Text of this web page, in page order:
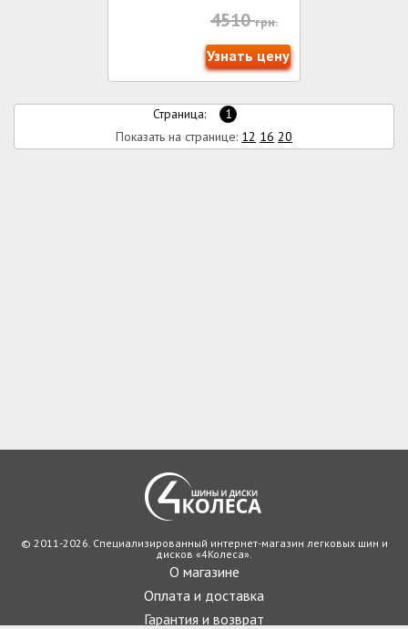
4510грн.
Узнать цену
Страница:
1
Показать на странице: 12 16 20
© 2011-2026. Специализированный интернет-магазин легковых шин и
дисков «4Колеса».
О магазине
Оплата и доставка
Гарантия и возврат